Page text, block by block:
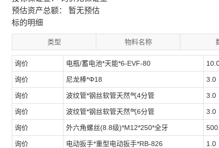
预估资产总额： 暂无预估
标的明细
类型 物料名称
询价 电瓶/蓄电池*天能*6-EVF-80
询价 尼龙棒*Φ18 3.0
询价 波纹管*钢丝软管天然气4分管 3.0
询价 波纹管*钢丝软管天然气6分管 3.0
询价 外六角螺丝(8.8级)*M12*250*全牙
询价 电动扳手*重型电动扳手*RB-826 1.0